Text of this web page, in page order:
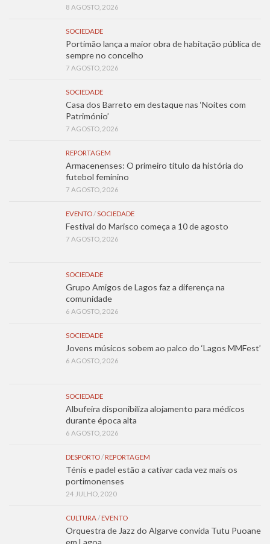
8 AGOSTO, 2026
SOCIEDADE
Portimão lança a maior obra de habitação pública de
sempre no concelho
7 AGOSTO, 2026
SOCIEDADE
Casa dos Barreto em destaque nas ‘Noites com
Património’
7 AGOSTO, 2026
REPORTAGEM
Armacenenses: O primeiro título da história do
futebol feminino
7 AGOSTO, 2026
EVENTO/SOCIEDADE
Festival do Marisco começa a 10 de agosto
7 AGOSTO, 2026
SOCIEDADE
Grupo Amigos de Lagos faz a diferença na
comunidade
6 AGOSTO, 2026
SOCIEDADE
Jovens músicos sobem ao palco do ‘Lagos MMFest’
6 AGOSTO, 2026
SOCIEDADE
Albufeira disponibiliza alojamento para médicos
durante época alta
6 AGOSTO, 2026
DESPORTO/ REPORTAGEM
Ténis e padel estão a cativar cada vez mais os
portimonenses
24 JULHO, 2020
CULTURA/ EVENTO
Orquestra de Jazz do Algarve convida Tutu Puoane
em Lagoa